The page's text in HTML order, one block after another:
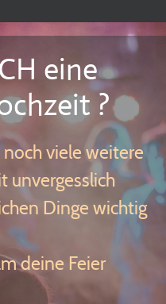
eine
?
viele weitere
unvergesslich
Dinge wichtig
deine Feier